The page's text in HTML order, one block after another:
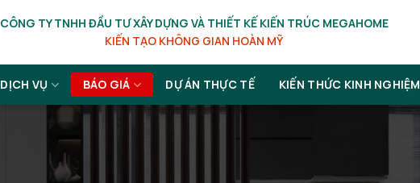
CÔNG TY TNHH ĐẦU TƯ XÂY DỰNG VÀ THIẾT KẾ KIẾN TRÚC MEGAHOME
KIẾN TẠO KHÔNG GIAN HOÀN MỸ
DỊCH VỤ BÁO GIÁ DỰ ÁN THỰC TẾ KIẾN THỨC KINH NGHIỆM